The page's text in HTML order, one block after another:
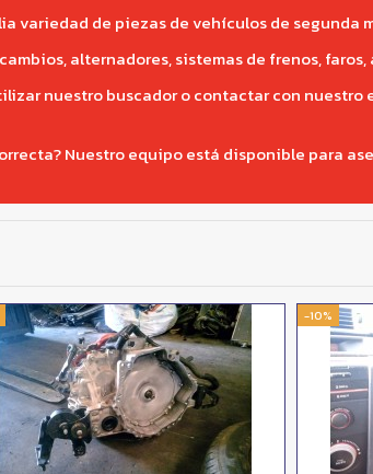
variedad de piezas de vehículos de
alternadores, sistemas de frenos,
nuestro buscador o contactar con
Nuestro equipo está disponible para
-10%